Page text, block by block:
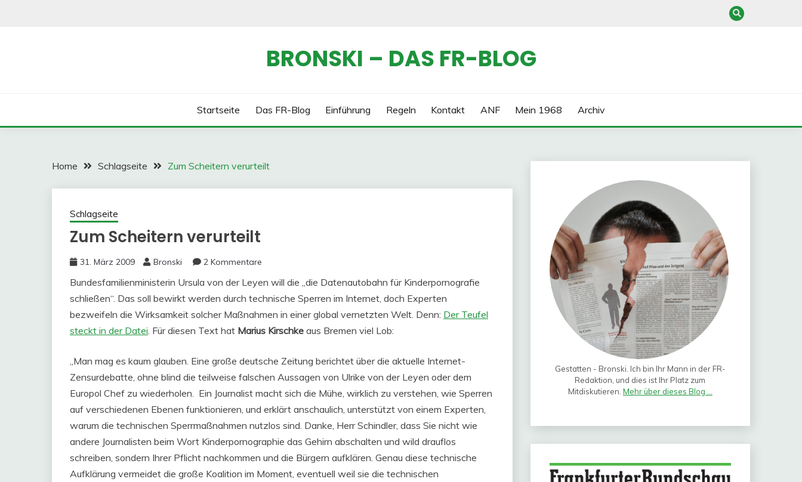
BRONSKI – DAS FR-BLOG
Startseite Das FR-Blog Einführung Regeln Kontakt ANF Mein 1968 Archiv
Home Schlagseite Zum Scheitern verurteilt
Schlagseite
Zum Scheitern verurteilt
31. März 2009 Bronski 2 Kommentare
Bundesfamilienministerin Ursula von der Leyen will die „die Datenautobahn für Kinderpornografie
schließen“. Das soll bewirkt werden durch technische Sperren im Internet, doch Experten
bezweifeln die Wirksamkeit solcher Maßnahmen in einer global vernetzten Welt. Denn: Der Teufel
steckt in der Datei. Für diesen Text hat Marius Kirschke aus Bremen viel Lob:
„Man mag es kaum glauben. Eine große deutsche Zeitung berichtet über die aktuelle Internet-
Zensurdebatte, ohne blind die teilweise falschen Aussagen von Ulrike von der Leyen oder dem
Europol Chef zu wiederholen. Ein Journalist macht sich die Mühe, wirklich zu verstehen, wie Sperren
auf verschiedenen Ebenen funktionieren, und erklärt anschaulich, unterstützt von einem Experten,
warum die technischen Sperrmaßnahmen nutzlos sind. Danke, Herr Schindler, dass Sie nicht wie
andere Journalisten beim Wort Kinderpornographie das Gehirn abschalten und wild drauflos
schreiben, sondern Ihrer Pflicht nachkommen und die Bürgern aufklären. Genau diese technische
Aufklärung vermeidet die große Koalition im Moment, eventuell weil sie die technischen
Gestatten - Bronski. Ich bin Ihr Mann in der FR-
Redaktion, und dies ist Ihr Platz zum
Mitdiskutieren. Mehr über dieses Blog ...